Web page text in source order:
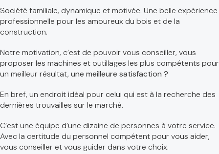
Société familiale, dynamique et motivée. Une belle expérience
professionnelle pour les amoureux du bois et de la
construction.
Notre motivation, c’est de pouvoir vous conseiller, vous
proposer les machines et outillages les plus compétents pour
un meilleur résultat, une meilleure satisfaction ?
En bref, un endroit idéal pour celui qui est à la recherche des
dernières trouvailles sur le marché.
C’est une équipe d’une dizaine de personnes à votre service.
Avec la certitude du personnel compétent pour vous aider,
vous conseiller et vous guider dans votre choix.